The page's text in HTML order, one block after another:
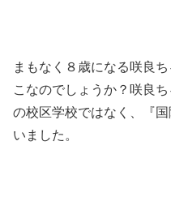
まもなく８歳になる咲良
こなのでしょうか？咲良
の校区学校ではなく、『
いました。